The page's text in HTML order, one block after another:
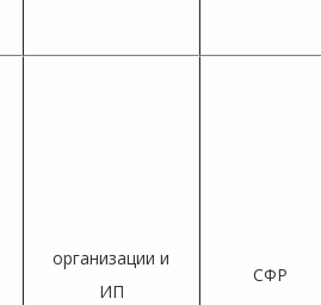
организации и
ИП
СФР